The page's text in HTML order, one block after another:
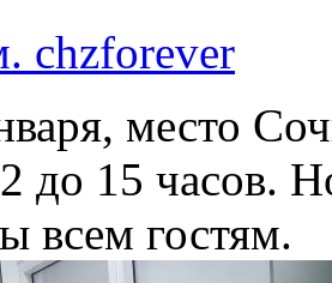
chzforever
место
до 15 часов.
всем гостям.